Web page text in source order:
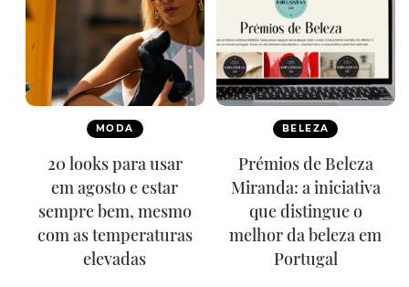
MODA
20 looks para usar
em agosto e estar
sempre bem, mesmo
com as temperaturas
elevadas
BELEZA
Prémios de Beleza
Miranda: a iniciativa
que distingue o
melhor da beleza em
Portugal